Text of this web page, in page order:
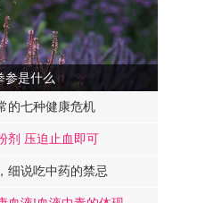
参是什么
的七种健康危机
剂 压迫止血即可
细说吃中药的禁忌